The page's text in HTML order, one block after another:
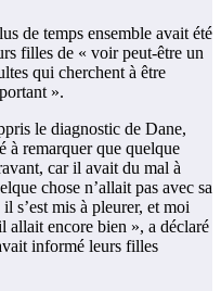
de temps ensemble avait été
filles de « voir peut-être un
qui cherchent à être
».
le diagnostic de Dane,
à remarquer que quelque
car il avait du mal à
chose n’allait pas avec sa
s’est mis à pleurer, et moi
allait encore bien », a déclaré
informé leurs filles